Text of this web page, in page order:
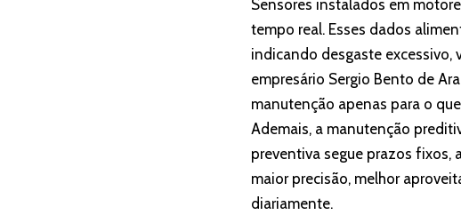
Sensores instalados em
tempo real. Esses dados
indicando desgaste excessivo,
empresário Sergio Bento de
manutenção apenas para o
Ademais, a manutenção
preventiva segue prazos fixos,
maior precisão, melhor
diariamente.